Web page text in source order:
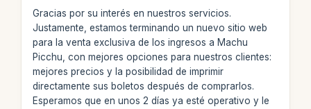
Gracias por su interés en nuestros servicios.
Justamente, estamos terminando un nuevo sitio web
para la venta exclusiva de los ingresos a Machu
Picchu, con mejores opciones para nuestros clientes:
mejores precios y la posibilidad de imprimir
directamente sus boletos después de comprarlos.
Esperamos que en unos 2 días ya esté operativo y le